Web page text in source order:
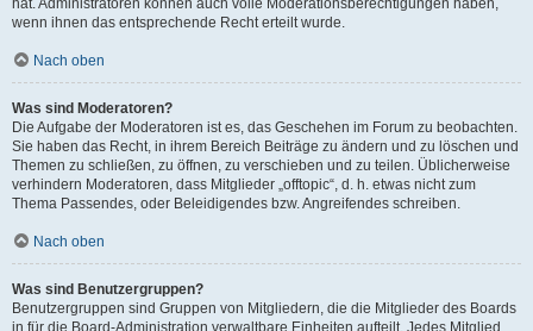
hat. Administratoren können auch volle Moderationsberechtigungen haben,
wenn ihnen das entsprechende Recht erteilt wurde.
Nach oben
Was sind Moderatoren?
Die Aufgabe der Moderatoren ist es, das Geschehen im Forum zu beobachten.
Sie haben das Recht, in ihrem Bereich Beiträge zu ändern und zu löschen und
Themen zu schließen, zu öffnen, zu verschieben und zu teilen. Üblicherweise
verhindern Moderatoren, dass Mitglieder „offtopic“, d. h. etwas nicht zum
Thema Passendes, oder Beleidigendes bzw. Angreifendes schreiben.
Nach oben
Was sind Benutzergruppen?
Benutzergruppen sind Gruppen von Mitgliedern, die die Mitglieder des Boards
in für die Board-Administration verwaltbare Einheiten aufteilt. Jedes Mitglied